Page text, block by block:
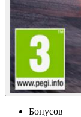
Бонусов